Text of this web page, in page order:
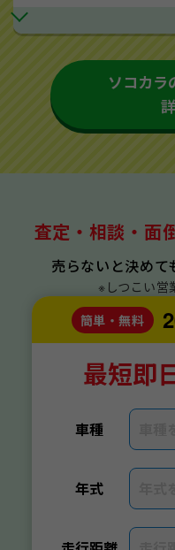
ソコカラ
査定・相談・面
売らないと決めて
※しつこい営
簡単・無料
最短即
車種
年式